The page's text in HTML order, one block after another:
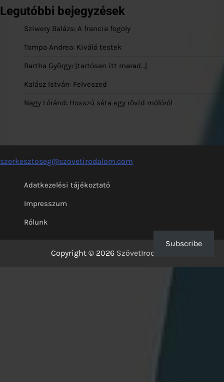
Legutóbbi bejegyzések
Sziwery Balázs: A francia fogoly
Tompa Andrea: Kiváló testek
Bartha György: [tartósan itt marad…]
Kalász István: Felveszed
Nagy Lóránd: Hosszú séta egy rövid mólóról
szerkesztoseg@szovetirodalom.com
Adatkezelési tájékoztató
Impresszum
Rólunk
Copyright © 2026 SzövetIrodalom
Subscribe